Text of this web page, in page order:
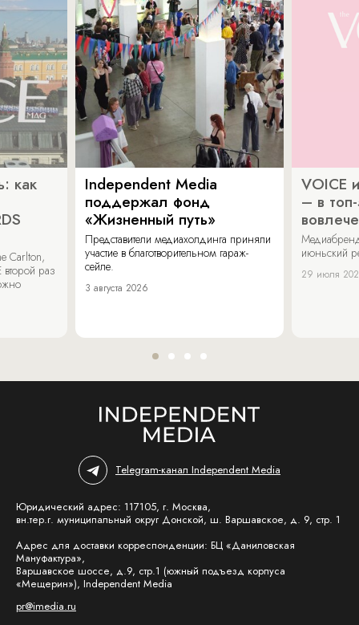
как
Carlton,
раз
Independent Media
поддержал фонд
«Жизненный путь»
Представители медиахолдинга приняли
участие в благотворительном гараж-
сейле.
3 августа 2026
VOICE
– в
июньский
29 июля
Telegram-канал Independent Media
Юридический адрес: 117105, г. Москва,
вн.тер.г. муниципальный округ Донской, ш. Варшавское, д. 9, стр. 1
Адрес для доставки корреспонденции: БЦ «Даниловская
Мануфактура»,
Варшавское шоссе, д.9, стр.1 (южный подъезд корпуса
«Мещерин»), Independent Media
pr@imedia.ru